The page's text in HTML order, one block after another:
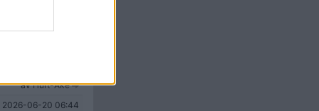
avHurt-Åke
2026-06-20 06:44